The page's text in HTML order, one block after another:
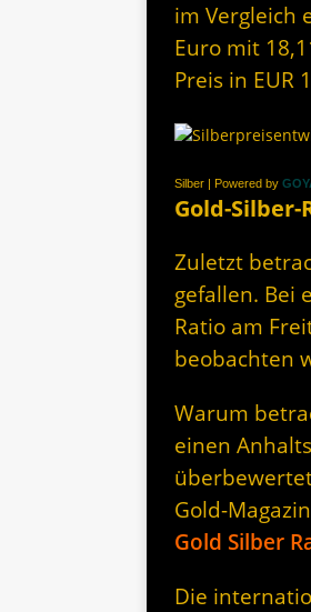
im Vergleich
Euro mit
Preis in EUR
Silber | Powered by
Gold-Silber-
Zuletzt
gefallen. Bei
Ratio am
beobachten
Warum
einen
Gold-
Gold Silber
Die